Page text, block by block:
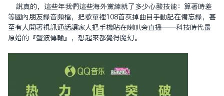
說真的，這些年我們這些海外黨練就了多少心酸技能：算著時差
等國內朋友錄音頻檔，把歌單裡108首灰掉曲目手動記在備忘錄，甚
至有人開著視訊通話讓家人把手機貼在喇叭旁直播——科技時代最
原始的『聲波傳輸』，想起來都覺得魔幻。